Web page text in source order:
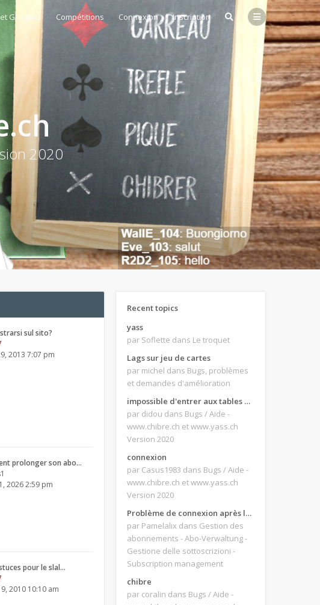
Groupes Compétitions Connexion Inscription
2020
sul sito?
2013 7:07 pm
prolonger son abo…
2026 2:59 pm
pour le slal…
2010 10:10 am
Recent topics
yass
par Soflette dans Le troquet
Lags sur jeu de cartes
par michel dans Bugs, problèmes
et demandes d'amélioration
impossible d'entrer aux tables de jeux
par didou dans Bugs / Aide -
www.chibre.ch et www.yass.ch
Version 2020
connexion
par Casus1983 dans Bugs / Aide -
www.chibre.ch et www.yass.ch
Version 2020
Problème de connexion après le changement d'adresse e-mail.
par Pamelalix dans Gestion des
abonnements - Abo-Verwaltung -
Gestione delle sottoscrizioni -
Subscription management
chibre
par coralin dans Bugs / Aide -